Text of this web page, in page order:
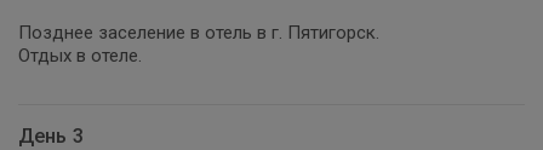
Позднее заселение в отель в г. Пятигорск.
Отдых в отеле.
День 3